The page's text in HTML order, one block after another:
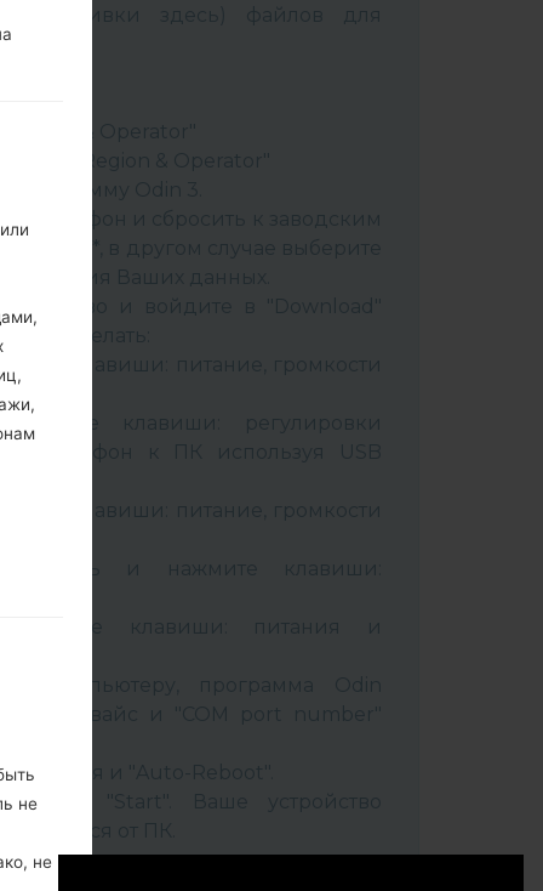
прошивки здесь) файлов для
Ваших данных.
клавиши: регулировки
клавиши: питание, громкости
компьютеру, программа Odin
Ваш девайс и "COM port number"
время и "Auto-Reboot".
"Start". Ваше устройство
от ПК.
не
не